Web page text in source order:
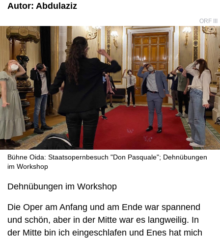
Autor: Abdulaziz
ORF III
Bühne Oida: Staatsopernbesuch "Don Pasquale"; Dehnübungen
im Workshop
Dehnübungen im Workshop
Die Oper am Anfang und am Ende war spannend
und schön, aber in der Mitte war es langweilig. In
der Mitte bin ich eingeschlafen und Enes hat mich